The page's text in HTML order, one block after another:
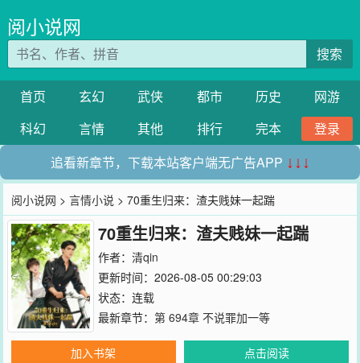
阅小说网
搜索
首页 玄幻 武侠 都市 历史
网游
科幻
言情 其他 排行 完本
登录
追看新章节，下载本站客户端无广告APP ↓↓↓
阅小说网 >言情小说 > 70重生归来：渣夫贱妹一起踹
70重生归来：渣夫贱妹一起踹
作者： 清qin
更新时间：2026-08-05 00:29:03
状态：连载
最新章节： 第 694章 不说罪加一等
加入书架
点击阅读